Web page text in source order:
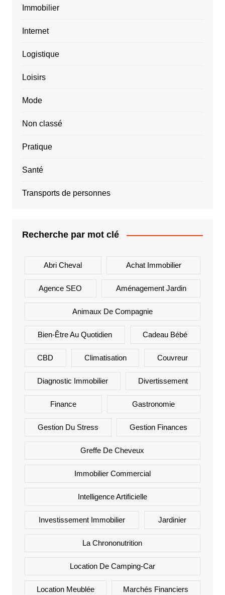
Immobilier
Internet
Logistique
Loisirs
Mode
Non classé
Pratique
Santé
Transports de personnes
Recherche par mot clé
Abri Cheval Achat Immobilier
Agence SEO Aménagement Jardin
Animaux De Compagnie
Bien-Être Au Quotidien Cadeau Bébé
CBD Climatisation Couvreur
Diagnostic Immobilier Divertissement
Finance Gastronomie
Gestion Du Stress Gestion Finances
Greffe De Cheveux
Immobilier Commercial
Intelligence Artificielle
Investissement Immobilier Jardinier
La Chrononutrition
Location De Camping-Car
Location Meublée Marchés Financiers